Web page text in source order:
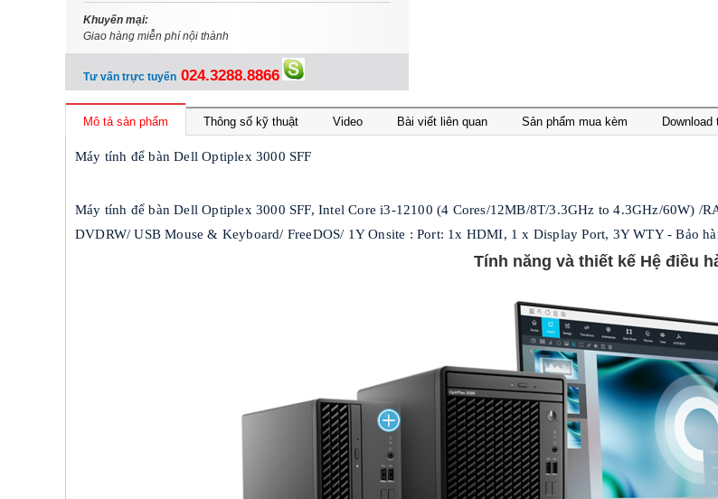
Khuyến mại:
Giao hàng miễn phí nội thành
Tư vấn trực tuyến 024.3288.8866
Mô tả sản phẩm Thông số kỹ thuật Video Bài viết liên quan Sản phẩm mua kèm Download
Máy tính để bàn Dell Optiplex 3000 SFF
Máy tính để bàn Dell Optiplex 3000 SFF, Intel Core i3-12100 (4 Cores/12MB/8T/3.3GHz to 4.3GHz/60W) /
DVDRW/ USB Mouse & Keyboard/ FreeDOS/ 1Y Onsite : Port: 1x HDMI, 1 x Display Port, 3Y WTY - Bảo
Tính năng và thiết kế Hệ điều